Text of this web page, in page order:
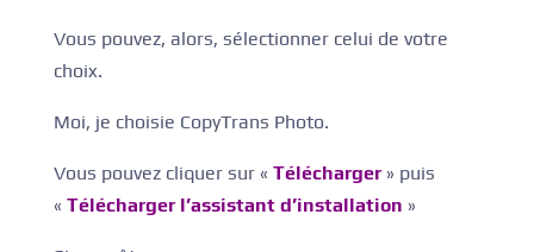
Vous pouvez, alors, sélectionner celui de votre
choix.
Moi, je choisie CopyTrans Photo.
Vous pouvez cliquer sur « Télécharger» puis
« Télécharger l’assistant d’installation »